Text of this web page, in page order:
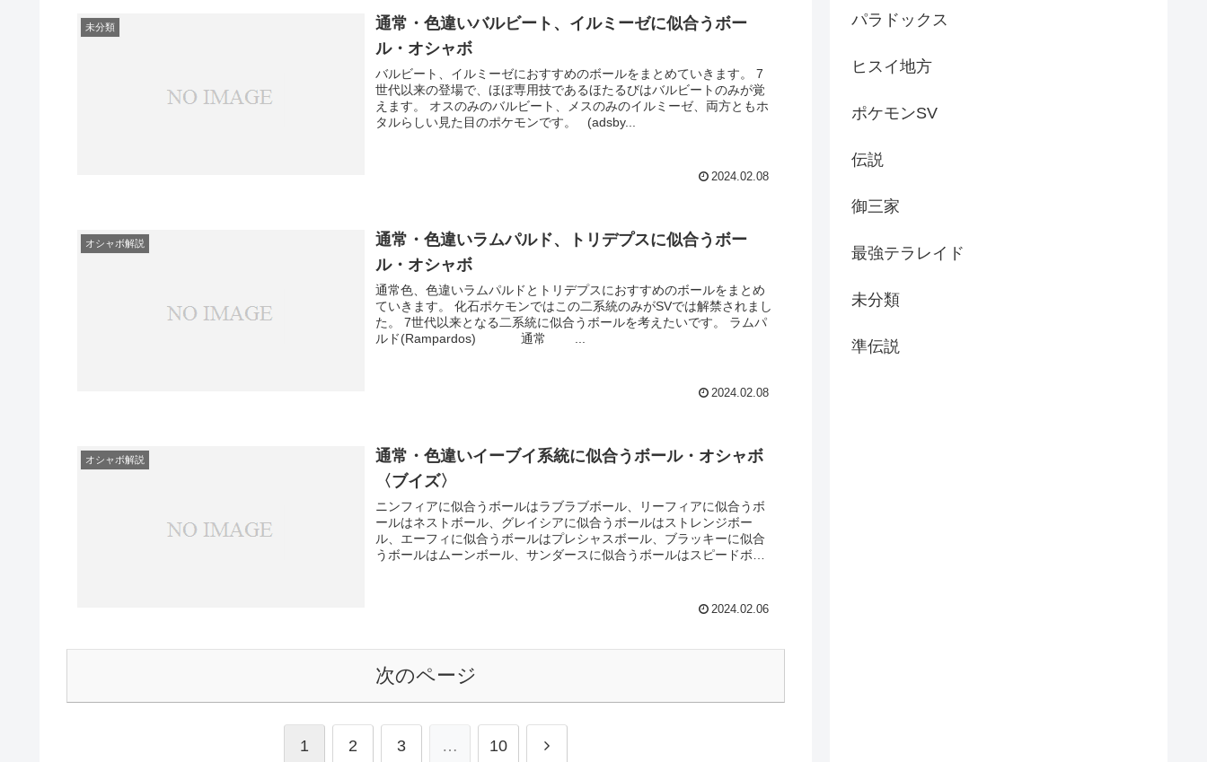
未分類
通常・色違いバルビート、イルミーゼに似合うボー
ル・オシャボ
バルビート、イルミーゼにおすすめのボールをまとめていきます。 7
世代以来の登場で、ほぼ専用技であるほたるびはバルビートのみが覚
えます。 オスのみのバルビート、メスのみのイルミーゼ、両方ともホ
タルらしい見た目のポケモンです。 (adsby...
2024.02.08
オシャボ解説
通常・色違いラムパルド、トリデプスに似合うボー
ル・オシャボ
通常色、色違いラムパルドとトリデプスにおすすめのボールをまとめ
ていきます。 化石ポケモンではこの二系統のみがSVでは解禁されまし
た。 7世代以来となる二系統に似合うボールを考えたいです。 ラムパ
ルド(Rampardos) 通常 ...
2024.02.08
オシャボ解説
通常・色違いイーブイ系統に似合うボール・オシャボ
〈ブイズ〉
ニンフィアに似合うボールはラブラブボール、リーフィアに似合うボ
ールはネストボール、グレイシアに似合うボールはストレンジボー
ル、エーフィに似合うボールはプレシャスボール、ブラッキーに似合
うボールはムーンボール、サンダースに似合うボールはスピードボー
2024.02.06
次のページ
1 2 3 … 10 次
パラドックス
ヒスイ地方
ポケモンSV
伝説
御三家
最強テラレイド
未分類
準伝説